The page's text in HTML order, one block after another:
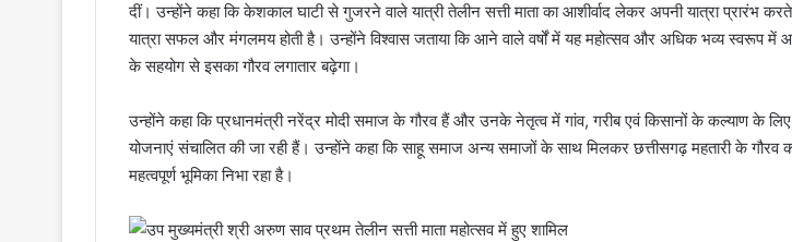
दीं। उन्होंने कहा कि केशकाल घाटी से गुजरने वाले यात्री तेलीन सत्ती माता का आशीर्वाद लेकर अपनी यात्रा प्रारंभ
यात्रा सफल और मंगलमय होती है। उन्होंने विश्वास जताया कि आने वाले वर्षों में यह महोत्सव और अधिक भव्य स्वरूप में
के सहयोग से इसका गौरव लगातार बढ़ेगा।
उन्होंने कहा कि प्रधानमंत्री नरेंद्र मोदी समाज के गौरव हैं और उनके नेतृत्व में गांव, गरीब एवं किसानों के कल्याण के
योजनाएं संचालित की जा रही हैं। उन्होंने कहा कि साहू समाज अन्य समाजों के साथ मिलकर छत्तीसगढ़ महतारी के गौरव
महत्वपूर्ण भूमिका निभा रहा है।